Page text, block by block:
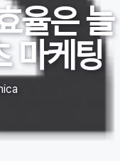
율은 늘
마케팅